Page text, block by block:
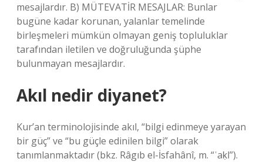
mesajlardır. B) MÜTEVATİR MESAJLAR: Bunlar
bugüne kadar korunan, yalanlar temelinde
birleşmeleri mümkün olmayan geniş topluluklar
tarafından iletilen ve doğruluğunda şüphe
bulunmayan mesajlardır.
Akıl nedir diyanet?
Kur’an terminolojisinde akıl, “bilgi edinmeye yarayan
bir güç” ve “bu güçle edinilen bilgi” olarak
tanımlanmaktadır (bkz. Râgıb el-İsfahânî, m. “ʿaḳl”).